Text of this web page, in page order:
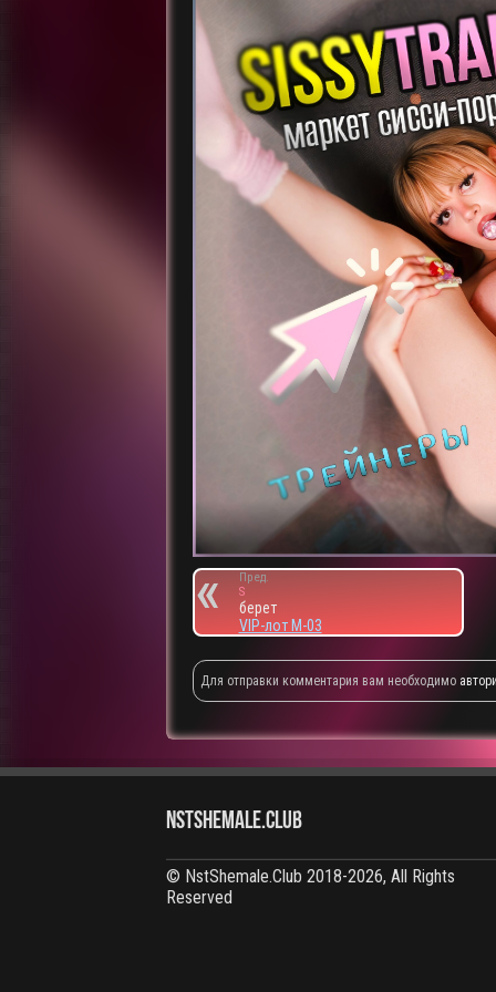
Пред.
S
берет
VIP-лот M-03
Для отправки комментария вам необходимо
NstShemale.Club
© NstShemale.Club 2018-2026, All Rights
Reserved